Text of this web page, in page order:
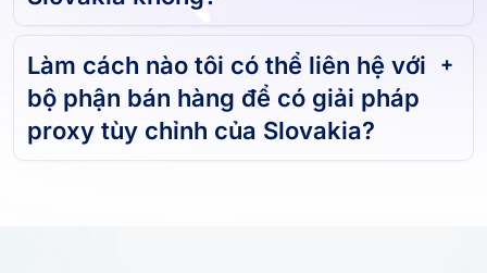
Làm cách nào tôi có thể liên hệ với
bộ phận bán hàng để có giải pháp
proxy tùy chỉnh của Slovakia?